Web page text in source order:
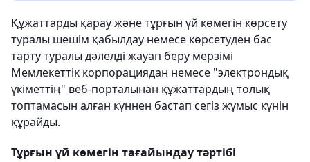
Құжаттарды қарау және тұрғын үй көмегін көрсету
туралы шешім қабылдау немесе көрсетуден бас
тарту туралы дәлелді жауап беру мерзімі
Мемлекеттік корпорациядан немесе "электрондық
үкіметтің" веб-порталынан құжаттардың толық
топтамасын алған күннен бастап сегіз жұмыс күнін
құрайды.
Тұрғын үй көмегін тағайындау тәртібі